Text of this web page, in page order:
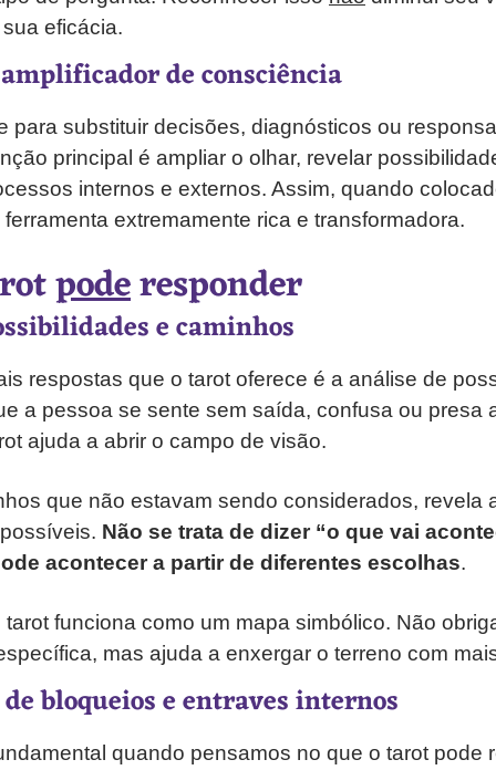
eficácia.
de consciência
para substituir decisões, diagnósticos ou
principal é ampliar o olhar, revelar
internos e externos. Assim, quando
extremamente rica e transformadora.
poderesponder
e caminhos
respostas que o tarot oferece é a análise de
a pessoa se sente sem saída, confusa ou presa
ajuda a abrir o campo de visão.
que não estavam sendo considerados, revela
Não se trata de dizer “o que vai
acontecer a partir de diferentes escolhas.
funciona como um mapa simbólico. Não
mas ajuda a enxergar o terreno com
bloqueios e entraves internos
quando pensamos no que o tarot pode